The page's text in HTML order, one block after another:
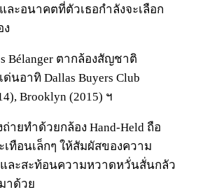
ะอนาคตที่ตัวเธอกำลังจะเลือก
ง
Bélanger ตากล้องสัญชาติ
ด่นอาทิ Dallas Buyers Club
Brooklyn (2015) ฯ
ายทำด้วยกล้อง Hand-Held ถือ
ทือนเล็กๆ ให้สัมผัสของความ
และสะท้อนความหวาดหวั่นสั่นกลัว
าด้วย